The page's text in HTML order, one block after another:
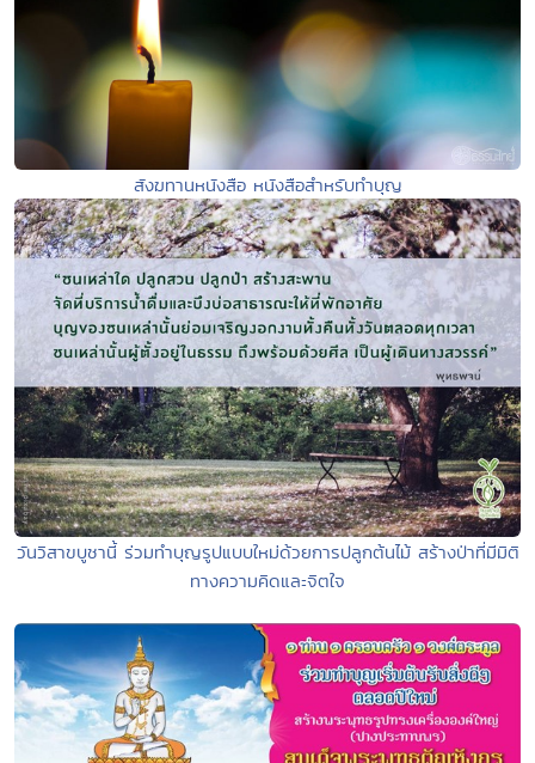
สังฆทานหนังสือ หนังสือสำหรับทำบุญ
วันวิสาขบูชานี้ ร่วมทำบุญรูปแบบใหม่ด้วยการปลูกต้นไม้ สร้างป่าที่มีมิติ
ทางความคิดและจิตใจ